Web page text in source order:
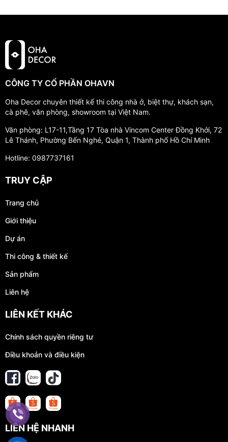
CÔNG TY CỔ PHẦN OHAVN
Oha Decor chuyên thiết kế thi công nhà ở, biệt thự, khách sạn,
cà phê, văn phòng, showroom tại Việt Nam.
Văn phòng: L17-11,Tầng 17 Tòa nhà Vincom Center Đồng Khởi, 72
Lê Thánh, Phường Bến Nghé, Quận 1, Thành phố Hồ Chí Minh
Hotline: 0987737161
TRUY CẬP
Trang chủ
Giới thiệu
Dự án
Thi công & thiết kế
Sản phẩm
Liên hệ
LIÊN KẾT KHÁC
Chính sách quyền riêng tư
Điều khoản và điều kiện
LIÊN HỆ NHANH